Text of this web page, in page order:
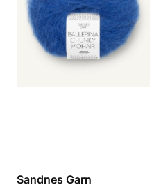
Sandnes Garn